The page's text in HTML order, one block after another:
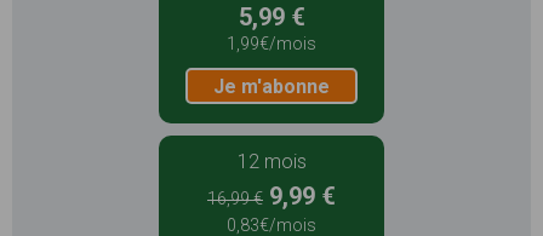
5,99 €
1,99€/mois
Je m'abonne
12 mois
16,99 € 9,99 €
0,83€/mois